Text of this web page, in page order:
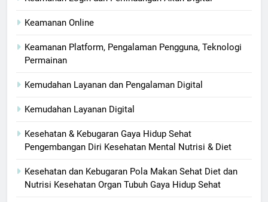
Keamanan Online
Keamanan Platform, Pengalaman Pengguna, Teknologi
Permainan
Kemudahan Layanan dan Pengalaman Digital
Kemudahan Layanan Digital
Kesehatan & Kebugaran Gaya Hidup Sehat
Pengembangan Diri Kesehatan Mental Nutrisi & Diet
Kesehatan dan Kebugaran Pola Makan Sehat Diet dan
Nutrisi Kesehatan Organ Tubuh Gaya Hidup Sehat